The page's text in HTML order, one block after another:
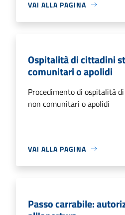
VAI ALLA PAGINA
Ospitalità di cittadini
comunitari o apolidi
Procedimento di ospitalità
non comunitari o apolidi
VAI ALLA PAGINA
Passo carrabile: